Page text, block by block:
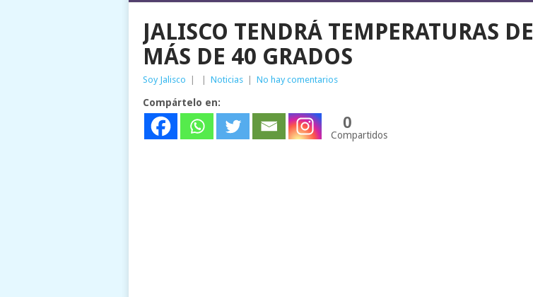
JALISCO TENDRÁ TEMPERATURAS DE
MÁS DE 40 GRADOS
Soy Jalisco Noticias No hay comentarios
Compártelo en:
0
Compartidos